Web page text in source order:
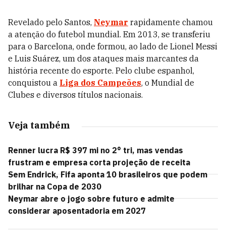
Revelado pelo Santos, Neymar rapidamente chamou
a atenção do futebol mundial. Em 2013, se transferiu
para o Barcelona, onde formou, ao lado de Lionel Messi
e Luis Suárez, um dos ataques mais marcantes da
história recente do esporte. Pelo clube espanhol,
conquistou a Liga dos Campeões, o Mundial de
Clubes e diversos títulos nacionais.
Veja também
Renner lucra R$ 397 mi no 2° tri, mas vendas
frustram e empresa corta projeção de receita
Sem Endrick, Fifa aponta 10 brasileiros que podem
brilhar na Copa de 2030
Neymar abre o jogo sobre futuro e admite
considerar aposentadoria em 2027